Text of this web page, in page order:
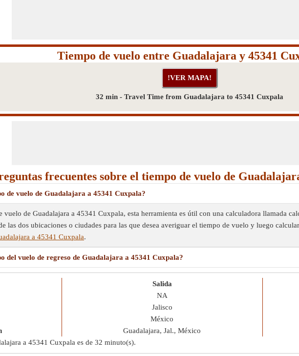
Tiempo de vuelo entre Guadalajara y 45341
32 min - Travel Time from Guadalajara to 45341 Cuxpala
frecuentes sobre el tiempo de vuelo de
de vuelo de Guadalajara a 45341 Cuxpala?
vuelo de Guadalajara a 45341 Cuxpala, esta herramienta es útil con una calculadora llamada
las dos ubicaciones o ciudades para las que desea averiguar el tiempo de vuelo y luego
a 45341 Cuxpala.
del vuelo de regreso de Guadalajara a 45341 Cuxpala?
Salida
NA
Jalisco
México
Guadalajara, Jal., México
a 45341 Cuxpala es de 32 minuto(s).